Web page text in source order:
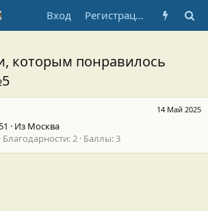
Вход Регистрация
которым понравилось
14 Май 2025
· Из Москва
Благодарности 2 Баллы 3